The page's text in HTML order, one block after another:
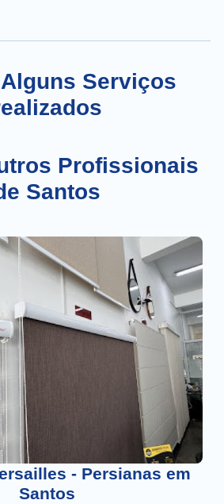
Serviços
Profissionais
Santos
- Persianas em
Santos